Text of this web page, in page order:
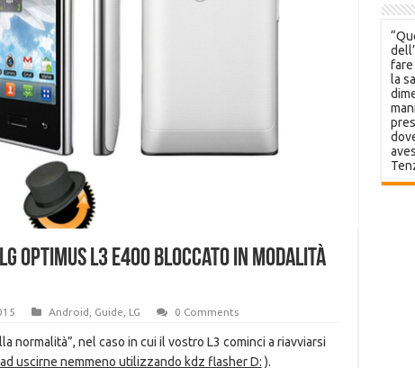
Optimus L3 E400 bloccato in modalità
Android Guide LG 0 Comments
normalità”, nel caso in cui il vostro L3 cominci a riavviarsi
uscirne nemmeno utilizzando kdz flasher D: ).
fare
la